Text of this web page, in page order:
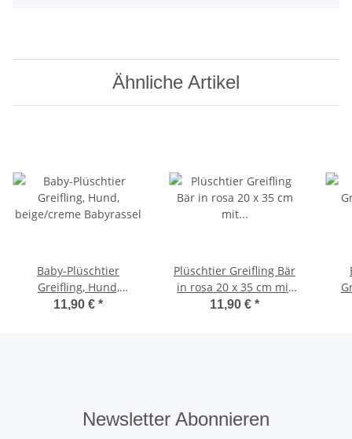
Ähnliche Artikel
Baby-Plüschtier
Greifling, Hund,
beige/creme Babyrassel
11,90 € *
Plüschtier Greifling Bär
in rosa 20 x 35 cm mit
Rassel
11,90 € *
Newsletter Abonnieren